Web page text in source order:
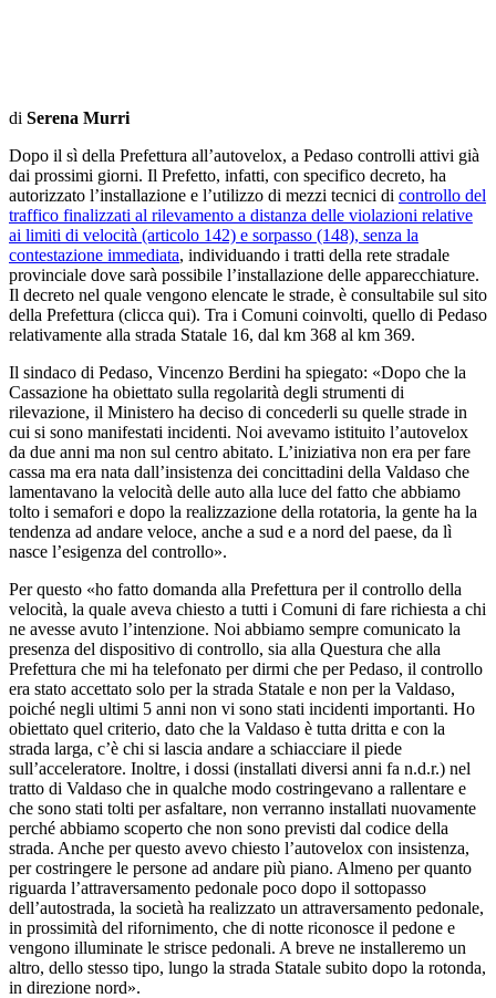
di Serena Murri
Dopo il sì della Prefettura all’autovelox, a Pedaso controlli attivi già
dai prossimi giorni. Il Prefetto, infatti, con specifico decreto, ha
autorizzato l’installazione e l’utilizzo di mezzi tecnici di controllo del
traffico finalizzati al rilevamento a distanza delle violazioni relative
ai limiti di velocità (articolo 142) e sorpasso (148), senza la
contestazione immediata, individuando i tratti della rete stradale
provinciale dove sarà possibile l’installazione delle apparecchiature.
Il decreto nel quale vengono elencate le strade, è consultabile sul sito
della Prefettura (clicca qui). Tra i Comuni coinvolti, quello di Pedaso
relativamente alla strada Statale 16, dal km 368 al km 369.
Il sindaco di Pedaso, Vincenzo Berdini ha spiegato: «Dopo che la
Cassazione ha obiettato sulla regolarità degli strumenti di
rilevazione, il Ministero ha deciso di concederli su quelle strade in
cui si sono manifestati incidenti. Noi avevamo istituito l’autovelox
da due anni ma non sul centro abitato. L’iniziativa non era per fare
cassa ma era nata dall’insistenza dei concittadini della Valdaso che
lamentavano la velocità delle auto alla luce del fatto che abbiamo
tolto i semafori e dopo la realizzazione della rotatoria, la gente ha la
tendenza ad andare veloce, anche a sud e a nord del paese, da lì
nasce l’esigenza del controllo».
Per questo «ho fatto domanda alla Prefettura per il controllo della
velocità, la quale aveva chiesto a tutti i Comuni di fare richiesta a chi
ne avesse avuto l’intenzione. Noi abbiamo sempre comunicato la
presenza del dispositivo di controllo, sia alla Questura che alla
Prefettura che mi ha telefonato per dirmi che per Pedaso, il controllo
era stato accettato solo per la strada Statale e non per la Valdaso,
poiché negli ultimi 5 anni non vi sono stati incidenti importanti. Ho
obiettato quel criterio, dato che la Valdaso è tutta dritta e con la
strada larga, c’è chi si lascia andare a schiacciare il piede
sull’acceleratore. Inoltre, i dossi (installati diversi anni fa n.d.r.) nel
tratto di Valdaso che in qualche modo costringevano a rallentare e
che sono stati tolti per asfaltare, non verranno installati nuovamente
perché abbiamo scoperto che non sono previsti dal codice della
strada. Anche per questo avevo chiesto l’autovelox con insistenza,
per costringere le persone ad andare più piano. Almeno per quanto
riguarda l’attraversamento pedonale poco dopo il sottopasso
dell’autostrada, la società ha realizzato un attraversamento pedonale,
in prossimità del rifornimento, che di notte riconosce il pedone e
vengono illuminate le strisce pedonali. A breve ne installeremo un
altro, dello stesso tipo, lungo la strada Statale subito dopo la rotonda,
in direzione nord».